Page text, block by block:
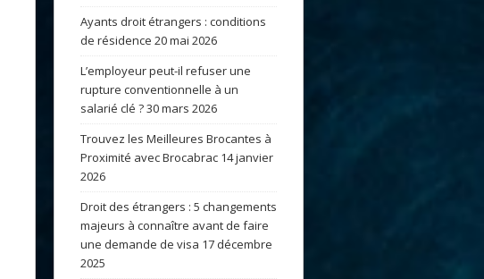
Ayants droit étrangers : conditions
de résidence 20 mai 2026
L’employeur peut-il refuser une
rupture conventionnelle à un
salarié clé ?30 mars 2026
Trouvez les Meilleures Brocantes à
Proximité avec Brocabrac 14 janvier
2026
Droit des étrangers : 5 changements
majeurs à connaître avant de faire
une demande de visa 17 décembre
2025